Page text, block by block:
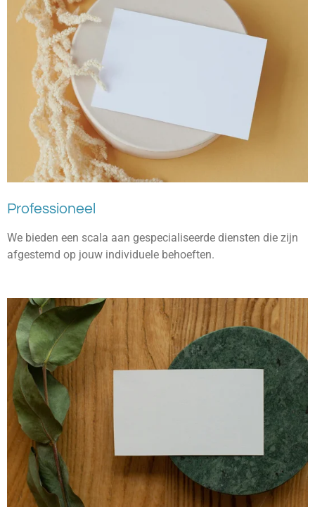
Professioneel
We bieden een scala aan gespecialiseerde diensten die zijn
afgestemd op jouw individuele behoeften.